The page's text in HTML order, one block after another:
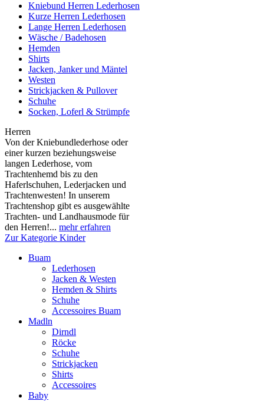
Kniebund Herren Lederhosen
Kurze Herren Lederhosen
Lange Herren Lederhosen
Wäsche / Badehosen
Hemden
Shirts
Jacken, Janker und Mäntel
Westen
Strickjacken & Pullover
Schuhe
Socken, Loferl & Strümpfe
Herren
Von der Kniebundlederhose oder
einer kurzen beziehungsweise
langen Lederhose, vom
Trachtenhemd bis zu den
Haferlschuhen, Lederjacken und
Trachtenwesten! In unserem
Trachtenshop gibt es ausgewählte
Trachten- und Landhausmode für
den Herren!... mehr erfahren
Zur Kategorie Kinder
Buam
Lederhosen
Jacken & Westen
Hemden & Shirts
Schuhe
Accessoires Buam
Madln
Dirndl
Röcke
Schuhe
Strickjacken
Shirts
Accessoires
Baby